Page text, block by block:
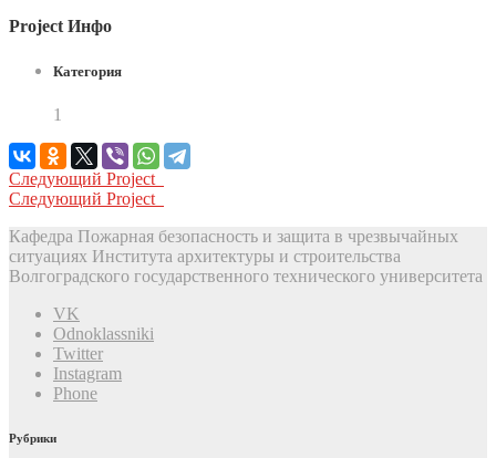
Project Инфо
Категория
1
Следующий Project
Следующий Project
Кафедра Пожарная безопасность и защита в чрезвычайных
ситуациях Института архитектуры и строительства
Волгоградского государственного технического университета
VK
Odnoklassniki
Twitter
Instagram
Phone
Рубрики